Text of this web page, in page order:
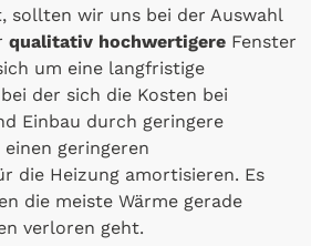
sollten wir uns bei der Auswahl
qualitativ hochwertigere Fenster
um eine langfristige
der sich die Kosten bei
Einbau durch geringere
einen geringeren
die Heizung amortisieren. Es
die meiste Wärme gerade
verloren geht.